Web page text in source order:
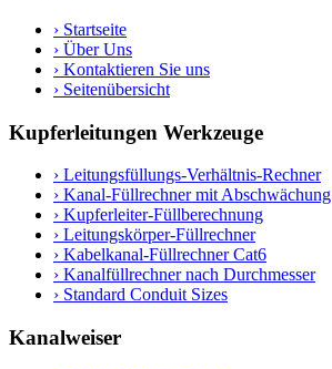
› Startseite
› Über Uns
› Kontaktieren Sie uns
› Seitenübersicht
Kupferleitungen Werkzeuge
› Leitungsfüllungs-Verhältnis-Rechner
› Kanal-Füllrechner mit Abschwächung
› Kupferleiter-Füllberechnung
› Leitungskörper-Füllrechner
› Kabelkanal-Füllrechner Cat6
› Kanalfüllrechner nach Durchmesser
› Standard Conduit Sizes
Kanalweiser